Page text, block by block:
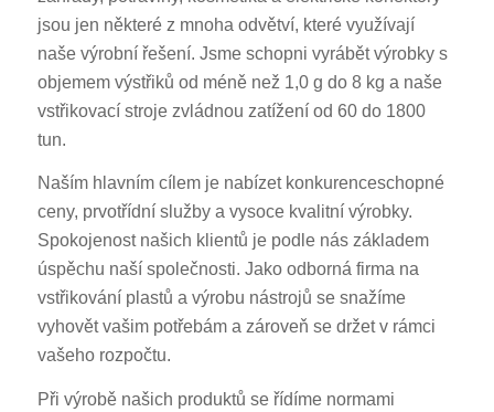
jsou jen některé z mnoha odvětví, které využívají
naše výrobní řešení. Jsme schopni vyrábět výrobky s
objemem výstřiků od méně než 1,0 g do 8 kg a naše
vstřikovací stroje zvládnou zatížení od 60 do 1800
tun.
Naším hlavním cílem je nabízet konkurenceschopné
ceny, prvotřídní služby a vysoce kvalitní výrobky.
Spokojenost našich klientů je podle nás základem
úspěchu naší společnosti. Jako odborná firma na
vstřikování plastů a výrobu nástrojů se snažíme
vyhovět vašim potřebám a zároveň se držet v rámci
vašeho rozpočtu.
Při výrobě našich produktů se řídíme normami